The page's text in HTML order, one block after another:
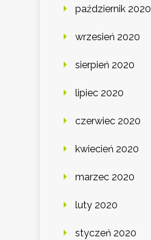
październik 2020
wrzesień 2020
sierpień 2020
lipiec 2020
czerwiec 2020
kwiecień 2020
marzec 2020
luty 2020
styczeń 2020